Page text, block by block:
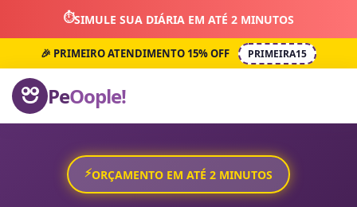
⏱️SIMULE SUA DIÁRIA EM ATÉ 2 MINUTOS
🎉 PRIMEIRO ATENDIMENTO 15% OFF PRIMEIRA15
PeOople!
⚡ORÇAMENTO EM ATÉ 2 MINUTOS